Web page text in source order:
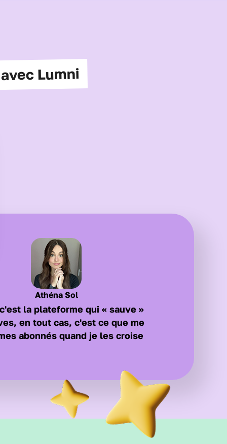
Lumni
Athéna Sol
la plateforme qui « sauve »
en tout cas, c'est ce que me
abonnés quand je les croise